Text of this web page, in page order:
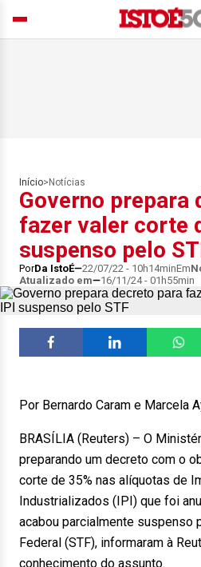
Início> Notícias
Governo prepara
fazer valer corte
suspenso pelo
PorDa IstoÉ 22/07/22 - 10h14minEm
Atualizado em
16/11/24 - 01h55min
Por Bernardo Caram e Marcela
BRASÍLIA (Reuters) – O
preparando um decreto com o
corte de 35% nas alíquotas de
Industrializados (IPI) que foi
acabou parcialmente suspenso
Federal (STF), informaram à
conhecimento do assunto.